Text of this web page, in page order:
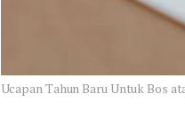
Ucapan Tahun Baru Untuk Bos